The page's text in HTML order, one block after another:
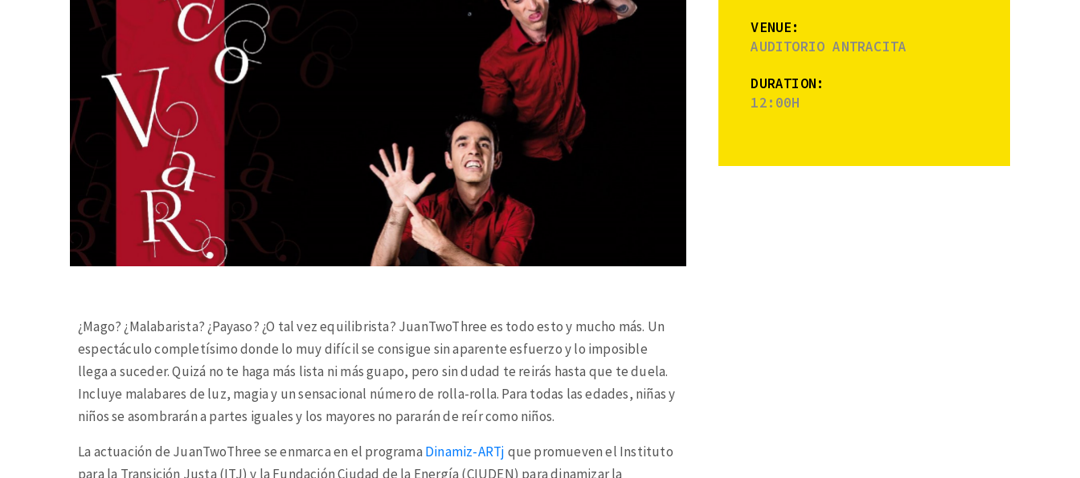
¿Mago? ¿Malabarista? ¿Payaso? ¿O tal vez equilibrista? JuanTwoThree es todo esto y mucho más. Un
espectáculo completísimo donde lo muy difícil se consigue sin aparente esfuerzo y lo imposible
llega a suceder. Quizá no te haga más lista ni más guapo, pero sin dudad te reirás hasta que te duela.
Incluye malabares de luz, magia y un sensacional número de rolla-rolla. Para todas las edades, niñas y
niños se asombrarán a partes iguales y los mayores no pararán de reír como niños.
La actuación de JuanTwoThree se enmarca en el programa Dinamiz-ARTj que promueven el Instituto
para la Transición Justa (ITJ) y la Fundación Ciudad de la Energía (CIUDEN) para dinamizar la
VENUE:
AUDITORIO ANTRACITA
DURATION:
12:00H